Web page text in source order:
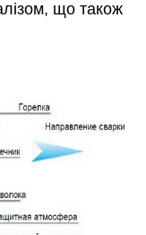
що також